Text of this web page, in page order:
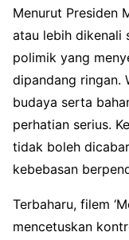
Menurut Presiden
atau lebih dikenali
polimik yang
dipandang ringan.
budaya serta
perhatian serius.
tidak boleh
kebebasan
Terbaharu, filem
mencetuskan